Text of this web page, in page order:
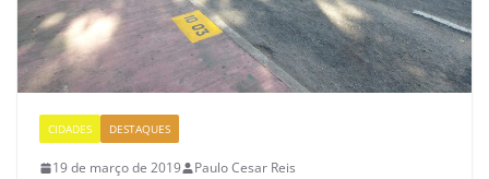
CIDADES DESTAQUES
19 de março de 2019 Paulo Cesar Reis